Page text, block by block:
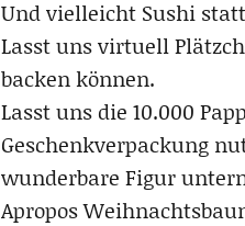
Und vielleicht Sushi
Lasst uns virtuell
backen können.
Lasst uns die 10.000
Geschenkverpackung
wunderbare Figur
Apropos